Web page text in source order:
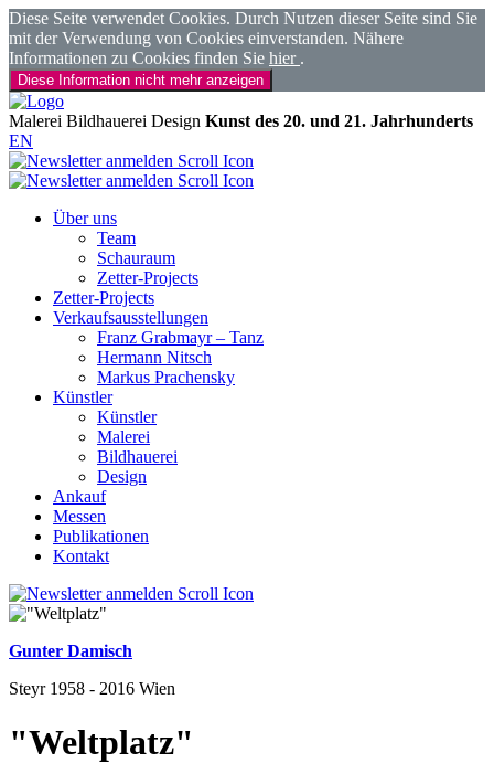
Diese Seite verwendet Cookies. Durch Nutzen dieser Seite sind Sie
mit der Verwendung von Cookies einverstanden. Nähere
Informationen zu Cookies finden Sie hier .
Diese Information nicht mehr anzeigen
Malerei Bildhauerei Design Kunst des 20. und 21. Jahrhunderts
EN
Über uns
Team
Schauraum
Zetter-Projects
Zetter-Projects
Verkaufsausstellungen
Franz Grabmayr – Tanz
Hermann Nitsch
Markus Prachensky
Künstler
Künstler
Malerei
Bildhauerei
Design
Ankauf
Messen
Publikationen
Kontakt
Gunter Damisch
Steyr 1958 - 2016 Wien
"Weltplatz"